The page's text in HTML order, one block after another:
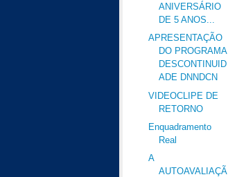
ANIVERSÁRIO
DE 5 ANOS...
APRESENTAÇÃO
DO PROGRAMA
DESCONTINUID
ADE DNNDCN
VIDEOCLIPE DE
RETORNO
Enquadramento
Real
A
AUTOAVALIAÇÃ